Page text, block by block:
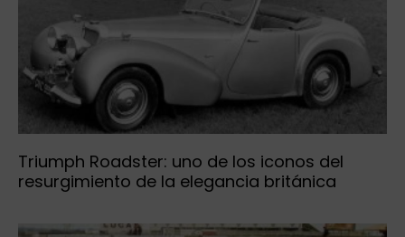
Triumph Roadster: uno de los iconos del
resurgimiento de la elegancia británica